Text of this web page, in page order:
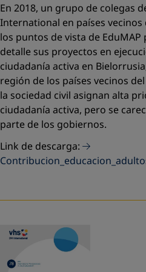
En 2018, un grupo de colegas
International en países
los puntos de vista de
detalle sus proyectos en
ciudadanía activa en
región de los países vecinos
la sociedad civil asignan alta
ciudadanía activa, pero se
parte de los gobiernos.
Link de descarga: